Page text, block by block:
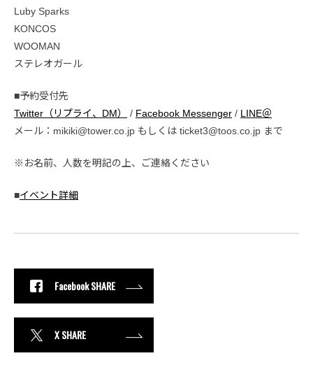
Luby Sparks
KONCOS
WOOMAN
ステレオガール
■予約受付先
Twitter（リプライ、DM）
/ Facebook Messenger / LINE＠
メール：mikiki@tower.co.jp もしくは ticket3@toos.co.jp まで
※お名前、人数を明記の上、ご連絡ください
■イベント詳細
Facebook SHARE
X SHARE